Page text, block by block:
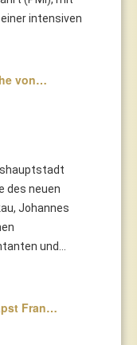
intensiven
von…
des neuen
Johannes
und...
Fran…